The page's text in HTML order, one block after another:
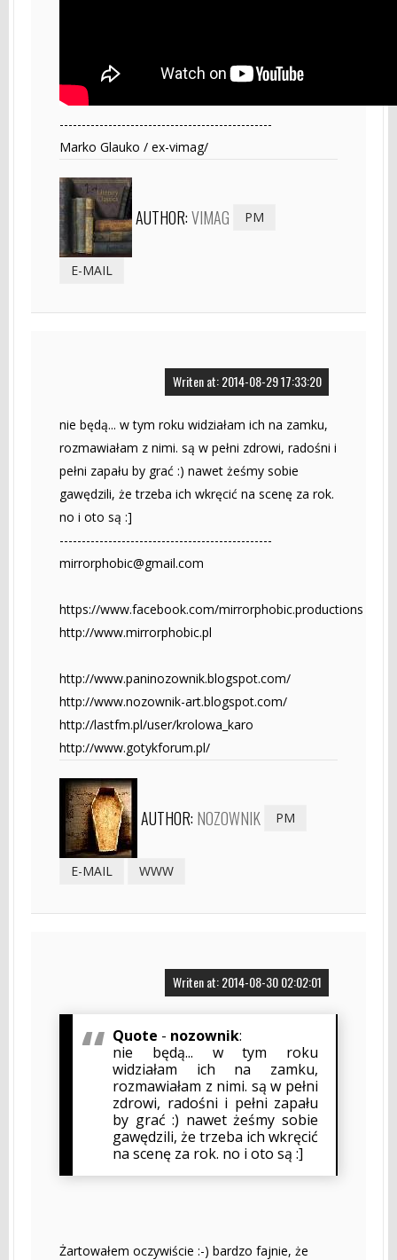
------------------------------------------------
Marko Glauko / ex-vimag/
AUTHOR:VIMAG PM
E-MAIL
Writen at: 2014-08-29 17:33:20
nie będą... w tym roku widziałam ich na zamku,
rozmawiałam z nimi. są w pełni zdrowi, radośni i
pełni zapału by grać :) nawet żeśmy sobie
gawędzili, że trzeba ich wkręcić na scenę za rok.
no i oto są :]
------------------------------------------------
mirrorphobic@gmail.com
https://www.facebook.com/mirrorphobic.productions
http://www.mirrorphobic.pl
http://www.paninozownik.blogspot.com/
http://www.nozownik-art.blogspot.com/
http://lastfm.pl/user/krolowa_karo
http://www.gotykforum.pl/
AUTHOR: NOZOWNIK PM
E-MAIL WWW
Writen at: 2014-08-30 02:02:01
Quote - nozownik:
nie będą... w tym roku
widziałam ich na zamku,
rozmawiałam z nimi. są w pełni
zdrowi, radośni i pełni zapału
by grać :) nawet żeśmy sobie
gawędzili, że trzeba ich wkręcić
na scenę za rok. no i oto są :]
Żartowałem oczywiście :-) bardzo fajnie, że